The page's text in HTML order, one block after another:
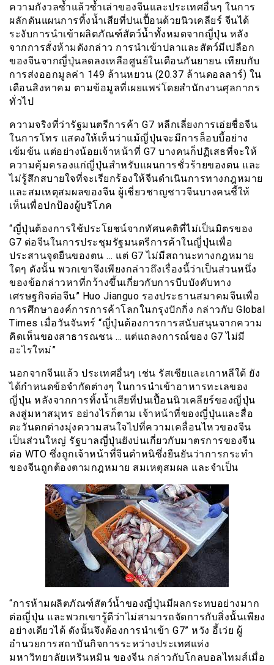
ความกังวลซ้ำแล้วซ้ำเล่าของจีนและประเทศอื่นๆ ในการ
ผลักดันแผนการทิ้งน้ำเสียที่ปนเปื้อนด้วยนิวเคลียร์ จีนได้
ระงับการนำเข้าผลิตภัณฑ์สัตว์น้ำทั้งหมดจากญี่ปุ่น หลัง
จากการสั่งห้ามดังกล่าว การนำเข้าปลาและสัตว์มีเปลือก
ของจีนจากญี่ปุ่นลดลงเหลือศูนย์ในเดือนกันยายน เทียบกับ
การส่งออกมูลค่า 149 ล้านหยวน (20.37 ล้านดอลลาร์) ใน
เดือนสิงหาคม ตามข้อมูลที่เผยแพร่โดยสำนักงานศุลกากร
ทั่วไป
ความจริงที่ว่ารัฐมนตรีการค้า G7 หลีกเลี่ยงการเอ่ยชื่อจีน
ในการโทร แสดงให้เห็นว่าแม้ญี่ปุ่นจะมีการล็อบบี้อย่าง
เข้มข้น แต่อย่างน้อยเจ้าหน้าที่ G7 บางคนก็ปฏิเสธที่จะให้
ความคุ้มครองแก่ญี่ปุ่นสำหรับแผนการชั่วร้ายของตน และ
ไม่รู้สึกสบายใจที่จะเรียกร้องให้จีนดำเนินการทางกฎหมาย
และสมเหตุสมผลของจีน ผู้เชี่ยวชาญชาวจีนบางคนชี้ให้
เห็นเพื่อปกป้องผู้บริโภค
“ญี่ปุ่นต้องการใช้ประโยชน์จากทัศนคติที่ไม่เป็นมิตรของ
G7 ต่อจีนในการประชุมรัฐมนตรีการค้าในญี่ปุ่นเพื่อ
ประสานจุดยืนของตน … แต่ G7 ไม่มีสถานะทางกฎหมาย
ใดๆ ดังนั้น พวกเขาจึงเพียงกล่าวถึงเรื่องนี้ว่าเป็นส่วนหนึ่ง
ของข้อกล่าวหาที่กว้างขึ้นเกี่ยวกับการบีบบังคับทาง
เศรษฐกิจต่อจีน” Huo Jianguo รองประธานสมาคมจีนเพื่อ
การศึกษาองค์การการค้าโลกในกรุงปักกิ่ง กล่าวกับ Global
Times เมื่อวันจันทร์ “ญี่ปุ่นต้องการการสนับสนุนจากความ
คิดเห็นของสาธารณชน … แต่แถลงการณ์ของ G7 ไม่มี
อะไรใหม่”
นอกจากจีนแล้ว ประเทศอื่นๆ เช่น รัสเซียและเกาหลีใต้ ยัง
ได้กำหนดข้อจำกัดต่างๆ ในการนำเข้าอาหารทะเลของ
ญี่ปุ่น หลังจากการทิ้งน้ำเสียที่ปนเปื้อนนิวเคลียร์ของญี่ปุ่น
ลงสู่มหาสมุทร อย่างไรก็ตาม เจ้าหน้าที่ของญี่ปุ่นและสื่อ
ตะวันตกต่างมุ่งความสนใจไปที่ความเคลื่อนไหวของจีน
เป็นส่วนใหญ่ รัฐบาลญี่ปุ่นยังบ่นเกี่ยวกับมาตรการของจีน
ต่อ WTO ซึ่งถูกเจ้าหน้าที่จีนตำหนิซึ่งยืนยันว่าการกระทำ
ของจีนถูกต้องตามกฎหมาย สมเหตุสมผล และจำเป็น
“การห้ามผลิตภัณฑ์สัตว์น้ำของญี่ปุ่นมีผลกระทบอย่างมาก
ต่อญี่ปุ่น และพวกเขารู้ดีว่าไม่สามารถจัดการกับสิ่งนั้นเพียง
อย่างเดียวได้ ดังนั้นจึงต้องการนำเข้า G7” หวัง อี้เว่ย ผู้
อำนวยการสถาบันกิจการระหว่างประเทศแห่ง
มหาวิทยาลัยเหรินหมิน ของจีน กล่าวกับโกลบอลไทมส์เมื่อ